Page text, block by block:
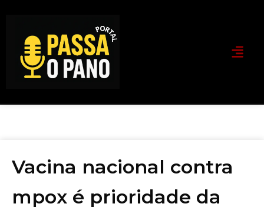
Vacina nacional contra
mpox é prioridade da